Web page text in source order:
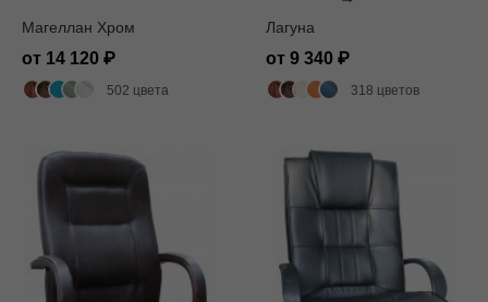
Магеллан Хром
от 14 120
502 цвета
Лагуна
от 9 340
318 цветов